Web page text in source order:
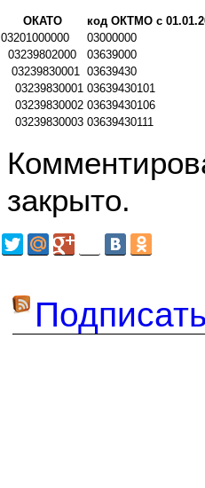
ОКАТО
код ОКТМО с
03201000000
03000000
03239802000
03639000
03239830001 03639430
03239830001 03639430101
03239830002 03639430106
03239830003 03639430111
закрыто.